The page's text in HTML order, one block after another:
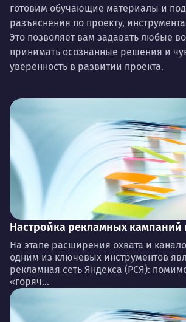
готовим обучающие материалы и
разъяснения по проекту,
Это позволяет вам задавать любые
принимать осознанные решения и
уверенность в развитии проекта.
Настройка рекламных кампаний
На этапе расширения охвата и
одним из ключевых инструментов
рекламная сеть Яндекса (РСЯ):
«горяч...